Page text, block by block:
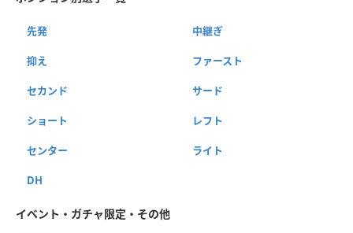
先発 中継ぎ
抑え ファースト
セカンド サード
ショート レフト
センター ライト
DH
イベント・ガチャ限定・その他